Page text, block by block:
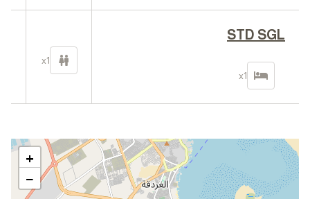
STD SGL
x1
x1
+
−